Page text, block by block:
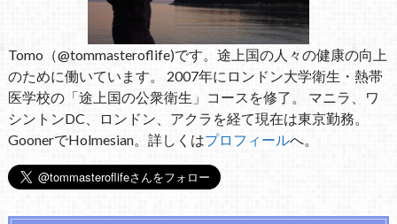
Tomo（@tommasteroflife)です。途上国の人々の健康の向上
のために働いています。 2007年にロンドン大学衛生・熱帯
医学校の「途上国の公衆衛生」コースを修了。 マニラ、ワ
シントンDC、ロンドン、アクラを経て現在は東京勤務。
GoonerでHolmesian。詳しくはプロフィールへ。